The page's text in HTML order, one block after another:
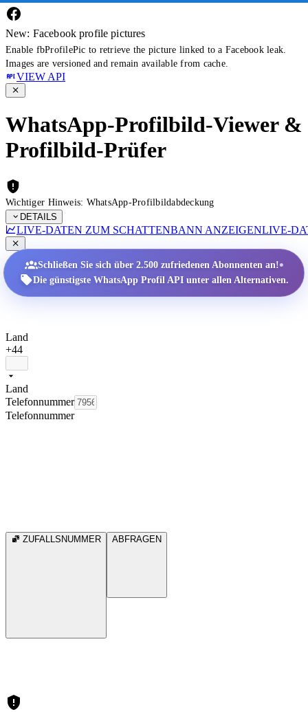
New: Facebook profile pictures
Enable fbProfilePic to retrieve the picture linked to a Facebook leak.
Images are versioned and remain available from cache.
VIEW API
WhatsApp-Profilbild-Viewer &
Profilbild-Prüfer
Wichtiger Hinweis: WhatsApp-Profilbildabdeckung
DETAILS
LIVE-DATEN ZUM SCHATTENBANN ANZEIGENLIVE-
Schließen Sie sich über 2.500 zufriedenen Abonnenten an!•
Die günstigste WhatsApp Profil API unter allen Alternativen.
Land
+44
Land
Telefonnummer
Telefonnummer
ZUFALLSNUMMER ABFRAGEN